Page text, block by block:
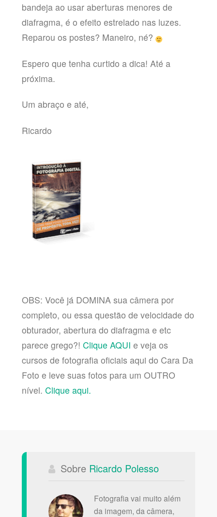
bandeja ao usar aberturas menores de
diafragma, é o efeito estrelado nas luzes.
Reparou os postes? Maneiro, né?
Espero que tenha curtido a dica! Até a
próxima.
Um abraço e até,
Ricardo
OBS: Você já DOMINA sua câmera por
completo, ou essa questão de velocidade do
obturador, abertura do diafragma e etc
parece grego?! Clique AQUI e veja os
cursos de fotografia oficiais aqui do Cara Da
Foto e leve suas fotos para um OUTRO
nível. Clique aqui.
Sobre Ricardo Polesso
Fotografia vai muito além
da imagem, da câmera,